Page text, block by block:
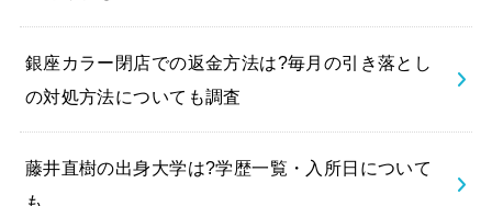
銀座カラー閉店での返金方法は?毎月の引き落とし
の対処方法についても調査
藤井直樹の出身大学は?学歴一覧・入所日について
も